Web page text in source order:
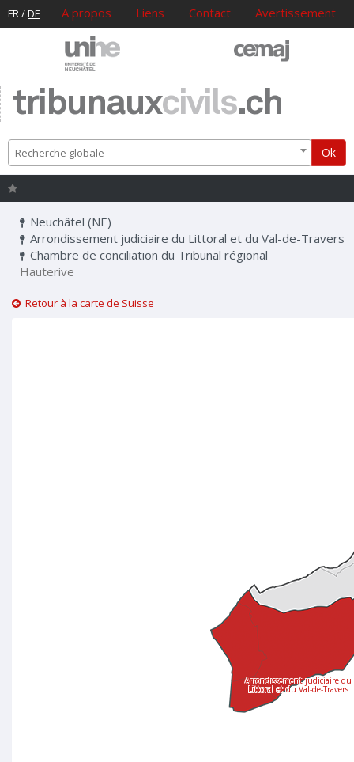
FR/DE A propos Liens Contact Avertissement
tribunauxcivils.ch
Recherche globale Ok
Neuchâtel (NE)
Arrondissement judiciaire du Littoral et du Val-de-Travers
Chambre de conciliation du Tribunal régional
Hauterive
Retour à la carte de Suisse
Arrondissement judiciaire du
Littoral et du Val-de-Travers